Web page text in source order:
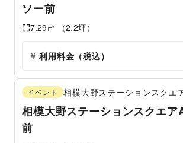
ソー前
7.29㎡ （2.2坪）
利用料金（税込）
イベント 相模大野ステーションスクエ
相模大野ステーションスクエア
前